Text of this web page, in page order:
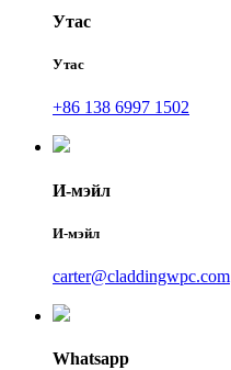
Утас
Утас
+86 138 6997 1502
И-мэйл
И-мэйл
carter@claddingwpc.com
Whatsapp